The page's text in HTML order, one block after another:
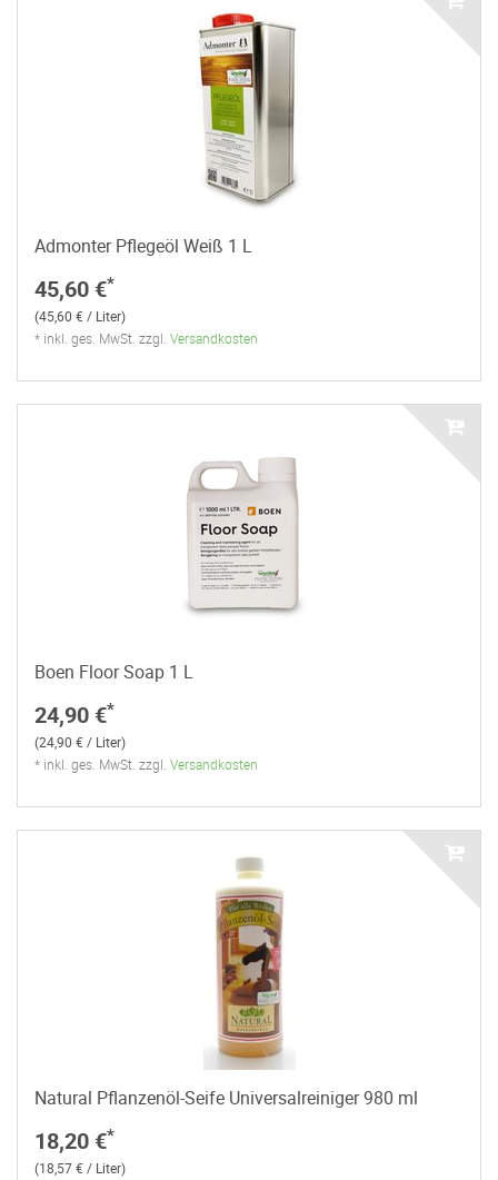
Admonter Pflegeöl Weiß 1 L
45,60 €*
(45,60 € / Liter)
* inkl. ges. MwSt. zzgl. Versandkosten
Boen Floor Soap 1 L
24,90 €*
(24,90 € / Liter)
* inkl. ges. MwSt. zzgl. Versandkosten
Natural Pflanzenöl-Seife Universalreiniger 980 ml
18,20 €*
(18,57 € / Liter)